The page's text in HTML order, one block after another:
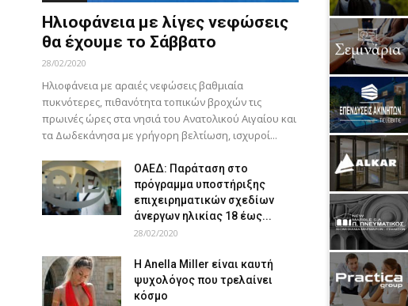
Ηλιοφάνεια με λίγες νεφώσεις
θα έχουμε το Σάββατο
28/02/2020
Ηλιοφάνεια με αραιές νεφώσεις βαθμιαία
πυκνότερες, πιθανότητα τοπικών βροχών τις
πρωινές ώρες στα νησιά του Ανατολικού Αιγαίου και
τα Δωδεκάνησα με γρήγορη βελτίωση, ισχυροί...
ΟΑΕΔ: Παράταση στο
πρόγραμμα υποστήριξης
επιχειρηματικών σχεδίων
άνεργων ηλικίας 18 έως...
28/02/2020
Η Anella Miller είναι καυτή
ψυχολόγος που τρελαίνει
κόσμο